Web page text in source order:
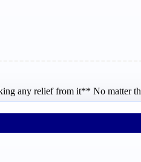
any relief from it** No matter